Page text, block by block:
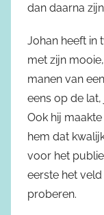
dan daarna
Johan heeft in
met zijn
manen van
eens op de
Ook hij
hem dat
voor het
eerste het
proberen.